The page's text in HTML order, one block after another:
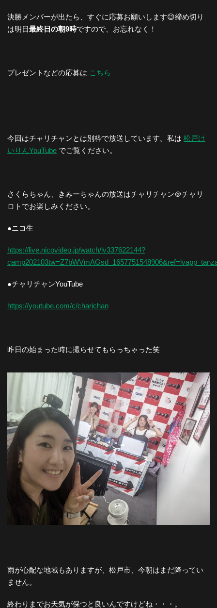
決勝メンバーが出たら、すぐに応募お願いします😉締め切り
は明日最終日の朝9時ですので、お忘れなく！
プレゼントなどの応募は こちら
今回はチャリチャンとは別枠で放送しています。私は 松戸け
いりんYouTube でご覧ください。
さくらちゃん、きみーちゃんの放送はチャリチャン＠チャリ
ロトでお楽しみください。
●ニコ生
https://live.nicovideo.jp/watch/lv337622144?
●チャリチャンYouTube
https://youtube.com/c/charichan
昨日の始まった時に撮らせてもらっちゃった笑
雨が心配な地域もありますが、松戸市、今朝はまだ降ってい
ません。
終わりまでお天気が保つと良いんですけどね・・・。